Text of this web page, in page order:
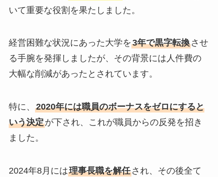
いて重要な役割を果たしました。
経営困難な状況にあった大学を3年で黒字転換させ
る手腕を発揮しましたが、その背景には人件費の
大幅な削減があったとされています。
特に、 2020年には職員のボーナスをゼロにすると
いう決定が下され、これが職員からの反発を招き
ました。
2024年8月には理事長職を解任され、その後全て